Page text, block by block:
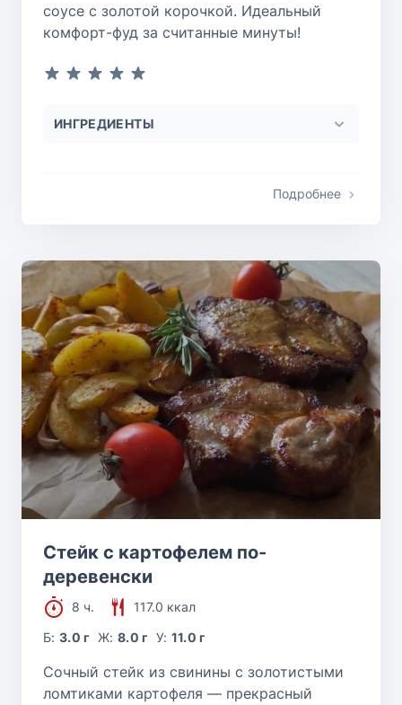
Блюда из курицы
Блюда из говядины
Блюда из баклажанов
Блюда из сыра
Блюда из орехов
Блюда из баранины
соусе с золотой корочкой. Идеальный
комфорт-фуд за считанные минуты!
ИНГРЕДИЕНТЫ
Подробнее
Стейк с картофелем по-
деревенски
8 ч.
117.0 ккал
Б:3.0 г Ж: 8.0 г У: 11.0 г
Сочный стейк из свинины с золотистыми
ломтиками картофеля — прекрасный